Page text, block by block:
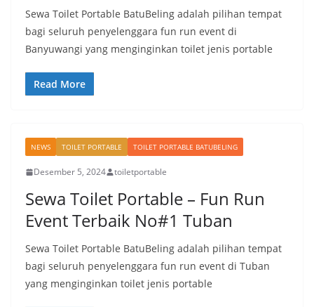
Sewa Toilet Portable BatuBeling adalah pilihan tempat
bagi seluruh penyelenggara fun run event di
Banyuwangi yang menginginkan toilet jenis portable
Read More
NEWS TOILET PORTABLE TOILET PORTABLE BATUBELING
Desember 5, 2024 toiletportable
Sewa Toilet Portable – Fun Run
Event Terbaik No#1 Tuban
Sewa Toilet Portable BatuBeling adalah pilihan tempat
bagi seluruh penyelenggara fun run event di Tuban
yang menginginkan toilet jenis portable